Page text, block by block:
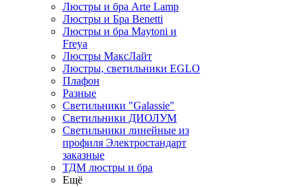
Люстры и бра Arte Lamp
Люстры и Бра Benetti
Люстры и бра Maytoni и
Freya
Люстры МаксЛайт
Люстры, светильники EGLO
Плафон
Разные
Светильники "Galassie"
Светильники ДИОЛУМ
Светильники линейные из
профиля Электростандарт
заказные
ТДМ люстры и бра
Ещё